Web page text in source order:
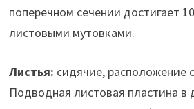
поперечном сечении достигает
листовыми мутовками.
Листья: сидячие, расположение
Подводная листовая пластина в